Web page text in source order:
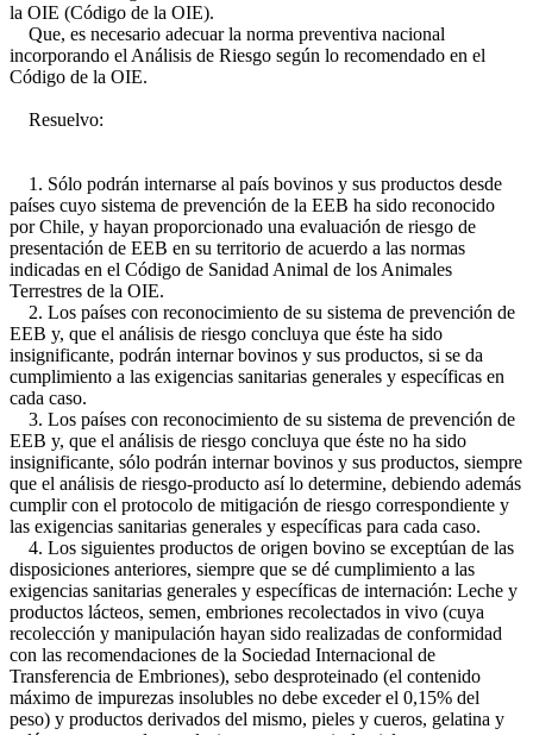
la OIE (Código de la OIE).
Que, es necesario adecuar la norma preventiva nacional
incorporando el Análisis de Riesgo según lo recomendado en el
Código de la OIE.
Resuelvo:
1. Sólo podrán internarse al país bovinos y sus productos desde
países cuyo sistema de prevención de la EEB ha sido reconocido
por Chile, y hayan proporcionado una evaluación de riesgo de
presentación de EEB en su territorio de acuerdo a las normas
indicadas en el Código de Sanidad Animal de los Animales
Terrestres de la OIE.
2. Los países con reconocimiento de su sistema de prevención de
EEB y, que el análisis de riesgo concluya que éste ha sido
insignificante, podrán internar bovinos y sus productos, si se da
cumplimiento a las exigencias sanitarias generales y específicas en
cada caso.
3. Los países con reconocimiento de su sistema de prevención de
EEB y, que el análisis de riesgo concluya que éste no ha sido
insignificante, sólo podrán internar bovinos y sus productos, siempre
que el análisis de riesgo-producto así lo determine, debiendo además
cumplir con el protocolo de mitigación de riesgo correspondiente y
las exigencias sanitarias generales y específicas para cada caso.
4. Los siguientes productos de origen bovino se exceptúan de las
disposiciones anteriores, siempre que se dé cumplimiento a las
exigencias sanitarias generales y específicas de internación: Leche y
productos lácteos, semen, embriones recolectados in vivo (cuya
recolección y manipulación hayan sido realizadas de conformidad
con las recomendaciones de la Sociedad Internacional de
Transferencia de Embriones), sebo desproteinado (el contenido
máximo de impurezas insolubles no debe exceder el 0,15% del
peso) y productos derivados del mismo, pieles y cueros, gelatina y